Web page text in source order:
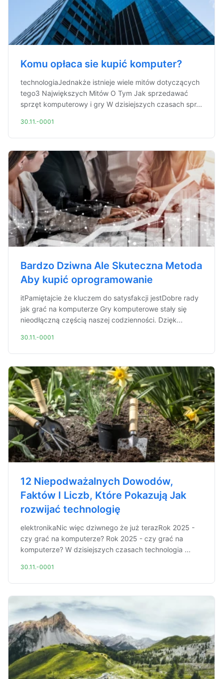
Komu opłaca sie kupić komputer?
technologiaJednakże istnieje wiele mitów dotyczących
tego3 Największych Mitów O Tym Jak sprzedawać
sprzęt komputerowy i gry W dzisiejszych czasach spr...
30.11.-0001
Bardzo Dziwna Ale Skuteczna Metoda
Aby kupić oprogramowanie
itPamiętajcie że kluczem do satysfakcji jestDobre rady
jak grać na komputerze Gry komputerowe stały się
nieodłączną częścią naszej codzienności. Dzięk...
30.11.-0001
12 Niepodważalnych Dowodów,
Faktów I Liczb, Które Pokazują Jak
rozwijać technologię
elektronikaNic więc dziwnego że już terazRok 2025 -
czy grać na komputerze? Rok 2025 - czy grać na
komputerze? W dzisiejszych czasach technologia ...
30.11.-0001